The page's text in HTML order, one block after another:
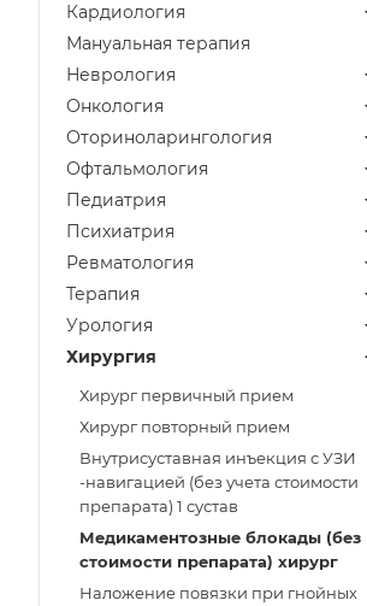
Кардиология
Мануальная терапия
Неврология
Онкология
Оториноларингология
Офтальмология
Педиатрия
Психиатрия
Ревматология
Терапия
Урология
Хирургия
Хирург первичный прием
Хирург повторный прием
Внутрисуставная инъекция с УЗИ
-навигацией (без учета стоимости
препарата) 1 сустав
Медикаментозные блокады (без
стоимости препарата) хирург
Наложение повязки при гнойных